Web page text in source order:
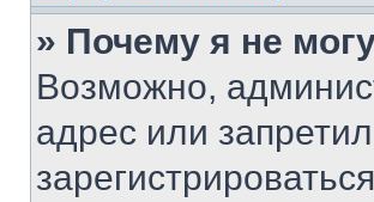
» Почему я не
Возможно,
адрес или